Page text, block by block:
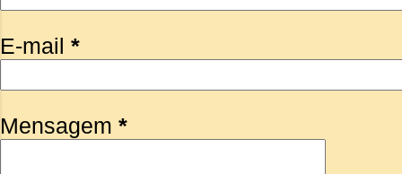
E-mail *
Mensagem *